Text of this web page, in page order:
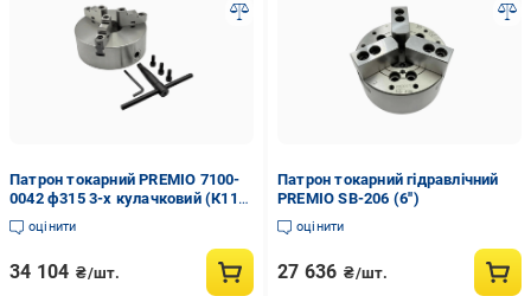
Патрон токарний PREMIO 7100-
0042 ф315 3-х кулачковий (К11-
315С/С8)
оцінити
34 104 ₴/шт.
Патрон токарний гідравлічний
PREMIO SB-206 (6'')
оцінити
27 636 ₴/шт.